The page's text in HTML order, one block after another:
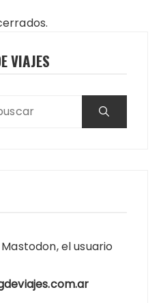
VIAJES
el usuario